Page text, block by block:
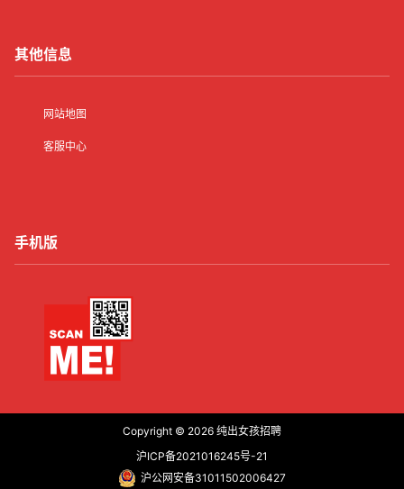
其他信息
网站地图
客服中心
手机版
Copyright © 2026 纯出女孩招聘
沪ICP备2021016245号-21
沪公网安备31011502006427